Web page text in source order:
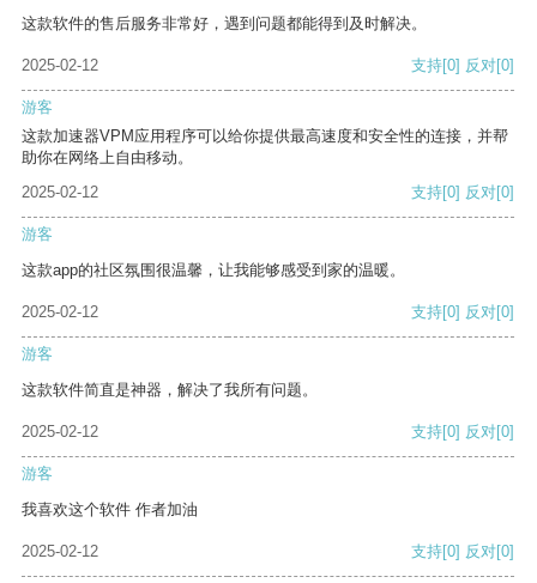
这款软件的售后服务非常好，遇到问题都能得到及时解决。
2025-02-12 支持[0] 反对[0]
游客
这款加速器VPM应用程序可以给你提供最高速度和安全性的连接，并帮
助你在网络上自由移动。
2025-02-12
支持[0] 反对[0]
游客
这款app的社区氛围很温馨，让我能够感受到家的温暖。
2025-02-12 支持[0] 反对[0]
游客
这款软件简直是神器，解决了我所有问题。
2025-02-12 支持[0] 反对[0]
游客
我喜欢这个软件 作者加油
2025-02-12 支持[0] 反对[0]